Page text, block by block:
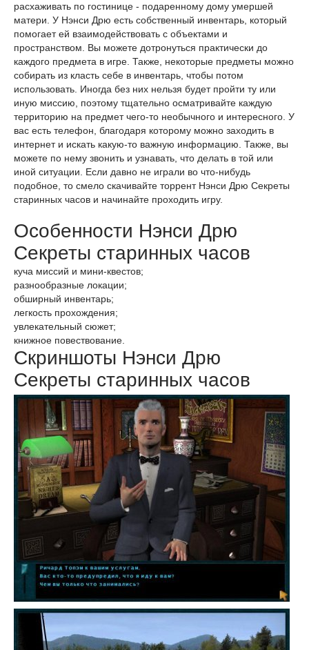
расхаживать по гостинице - подаренному дому умершей
матери. У Нэнси Дрю есть собственный инвентарь, который
помогает ей взаимодействовать с объектами и
пространством. Вы можете дотронуться практически до
каждого предмета в игре. Также, некоторые предметы можно
собирать из класть себе в инвентарь, чтобы потом
использовать. Иногда без них нельзя будет пройти ту или
иную миссию, поэтому тщательно осматривайте каждую
территорию на предмет чего-то необычного и интересного. У
вас есть телефон, благодаря которому можно заходить в
интернет и искать какую-то важную информацию. Также, вы
можете по нему звонить и узнавать, что делать в той или
иной ситуации. Если давно не играли во что-нибудь
подобное, то смело скачивайте торрент Нэнси Дрю Секреты
старинных часов и начинайте проходить игру.
Особенности Нэнси Дрю
Секреты старинных часов
куча миссий и мини-квестов;
разнообразные локации;
обширный инвентарь;
легкость прохождения;
увлекательный сюжет;
книжное повествование.
Скриншоты Нэнси Дрю
Секреты старинных часов